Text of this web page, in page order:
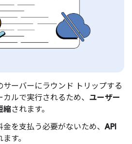
サーバーにラウンド トリップする
ルで実行されるため、 ユーザー
縮されます。
金を支払う必要がないため、API
す。